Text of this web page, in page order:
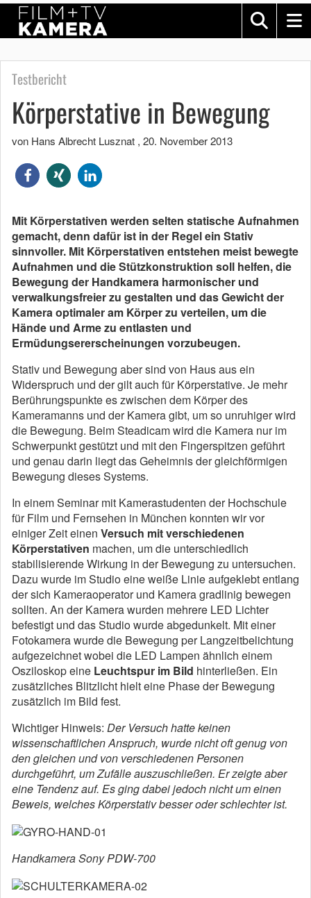
Testbericht
Körperstative in Bewegung
von Hans Albrecht Lusznat , 20. November 2013
Mit Körperstativen werden selten statische Aufnahmen
gemacht, denn dafür ist in der Regel ein Stativ
sinnvoller. Mit Körperstativen entstehen meist bewegte
Aufnahmen und die Stützkonstruktion soll helfen, die
Bewegung der Handkamera harmonischer und
verwalkungsfreier zu gestalten und das Gewicht der
Kamera optimaler am Körper zu verteilen, um die
Hände und Arme zu entlasten und
Ermüdungsererscheinungen vorzubeugen.
Stativ und Bewegung aber sind von Haus aus ein
Widerspruch und der gilt auch für Körperstative. Je mehr
Berührungspunkte es zwischen dem Körper des
Kameramanns und der Kamera gibt, um so unruhiger wird
die Bewegung. Beim Steadicam wird die Kamera nur im
Schwerpunkt gestützt und mit den Fingerspitzen geführt
und genau darin liegt das Geheimnis der gleichförmigen
Bewegung dieses Systems.
In einem Seminar mit Kamerastudenten der Hochschule
für Film und Fernsehen in München konnten wir vor
einiger Zeit einen Versuch mit verschiedenen
Körperstativen machen, um die unterschiedlich
stabilisierende Wirkung in der Bewegung zu untersuchen.
Dazu wurde im Studio eine weiße Linie aufgeklebt entlang
der sich Kameraoperator und Kamera gradlinig bewegen
sollten. An der Kamera wurden mehrere LED Lichter
befestigt und das Studio wurde abgedunkelt. Mit einer
Fotokamera wurde die Bewegung per Langzeitbelichtung
aufgezeichnet wobei die LED Lampen ähnlich einem
Osziloskop eine Leuchtspur im Bild hinterließen. Ein
zusätzliches Blitzlicht hielt eine Phase der Bewegung
zusätzlich im Bild fest.
Wichtiger Hinweis: Der Versuch hatte keinen
wissenschaftlichen Anspruch, wurde nicht oft genug von
den gleichen und von verschiedenen Personen
durchgeführt, um Zufälle auszuschließen. Er zeigte aber
eine Tendenz auf. Es ging dabei jedoch nicht um einen
Beweis, welches Körperstativ besser oder schlechter ist.
Handkamera Sony PDW-700